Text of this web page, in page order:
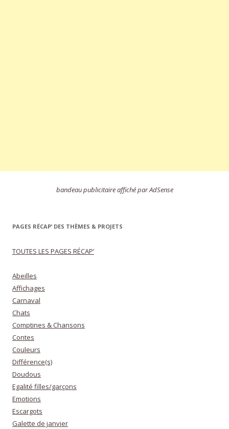
bandeau publicitaire affiché par AdSense
PAGES RÉCAP’ DES THÈMES & PROJETS
TOUTES LES PAGES RÉCAP’
Abeilles
Affichages
Carnaval
Chats
Comptines & Chansons
Contes
Couleurs
Différence(s)
Doudous
Egalité filles/garçons
Emotions
Escargots
Galette de janvier